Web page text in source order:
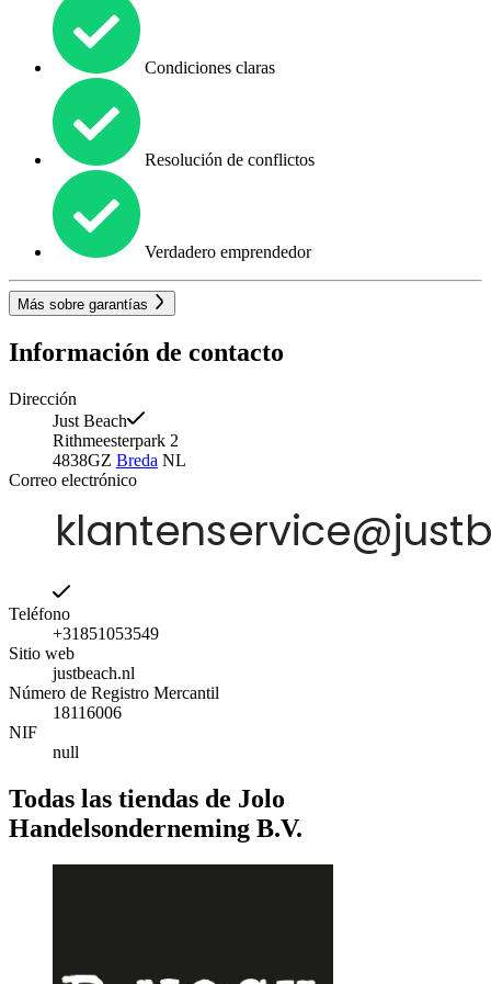
Condiciones claras
Resolución de conflictos
Verdadero emprendedor
Más sobre garantías
Información de contacto
Dirección
Just Beach
Rithmeesterpark 2
4838GZ Breda NL
Correo electrónico
Teléfono
+31851053549
Sitio web
justbeach.nl
Número de Registro Mercantil
18116006
NIF
null
Todas las tiendas de Jolo
Handelsonderneming B.V.